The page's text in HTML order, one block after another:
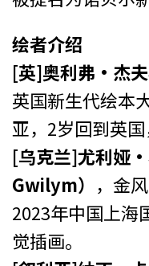
绘者介绍
[英]奥利弗·杰
英国新生代绘本
亚，2岁回到英国
[乌克兰]尤利娅
Gwilym） ，金
2023年中国上海
觉插画。